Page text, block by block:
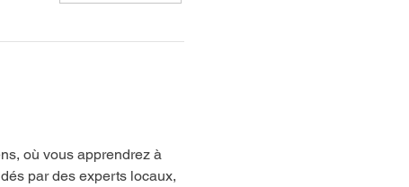
où vous apprendrez à
par des experts locaux,